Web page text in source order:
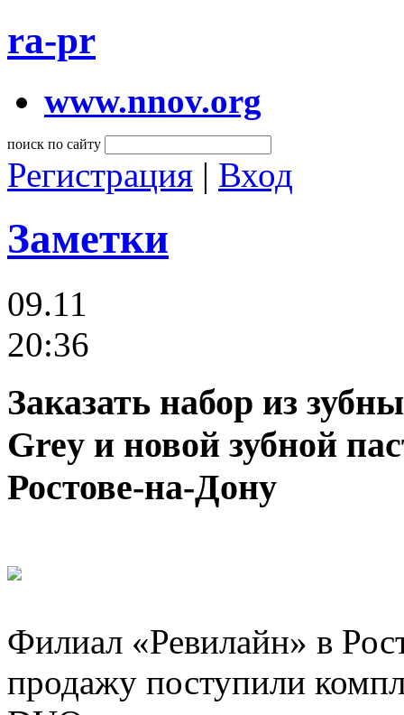
ra-pr
www.nnov.org
поиск по сайту
Регистрация | Вход
Заметки
09.11
20:36
Заказать набор из
Grey и новой зубной
Ростове-на-Дону
Филиал «Ревилайн» в
продажу поступили